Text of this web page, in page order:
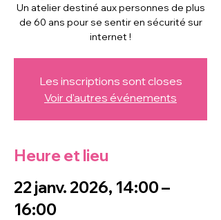
Un atelier destiné aux personnes de plus
de 60 ans pour se sentir en sécurité sur
internet !
Les inscriptions sont closes
Voir d'autres événements
Heure et lieu
22 janv. 2026, 14:00 –
16:00